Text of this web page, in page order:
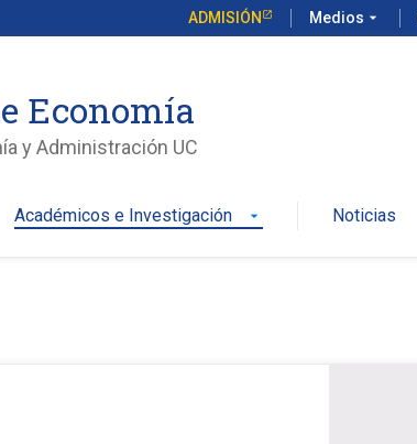
ADMISIÓN Medios arrow_drop_down
Economía
y Administración UC
Académicos e Investigación arrow_drop_down Noticias